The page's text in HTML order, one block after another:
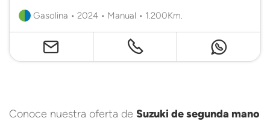
Gasolina • 2024 • Manual • 1.200Km.
Conoce nuestra oferta de Suzuki de segunda mano